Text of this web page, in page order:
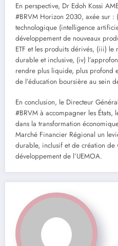
En perspective, Dr Edoh Kossi
#BRVM Horizon 2030, axée sur :
technologique (intelligence
développement de nouveaux
ETF et les produits dérivés, (iii)
durable et inclusive, (iv)
rendre plus liquide, plus profond
de l’éducation boursière au sein
En conclusion, le Directeur
#BRVM à accompagner les États,
dans la transformation
Marché Financier Régional un
durable, inclusif et de création de
développement de l’UEMOA.